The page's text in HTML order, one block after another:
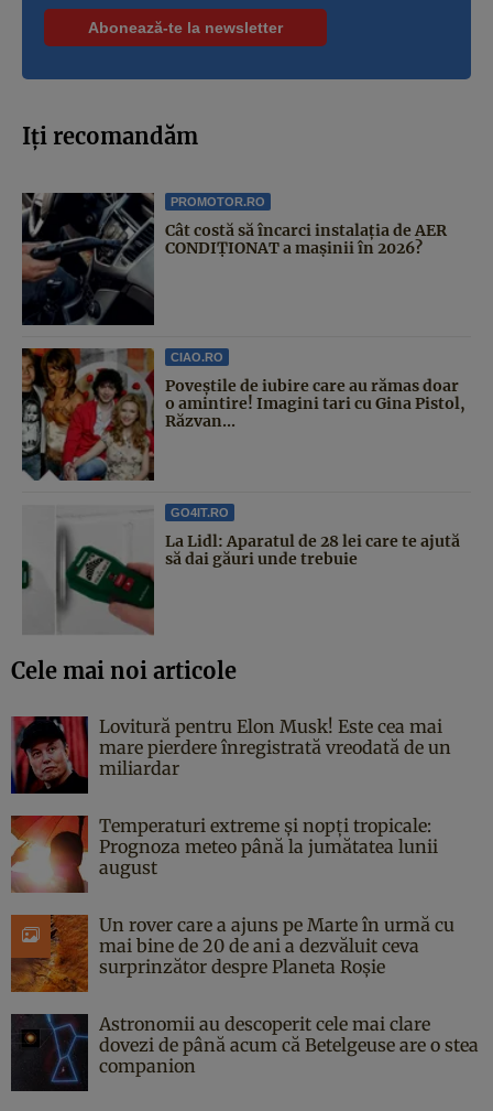
Iți recomandăm
PROMOTOR.RO
Cât costă să încarci instalația de AER
CONDIȚIONAT a mașinii în 2026?
CIAO.RO
Poveştile de iubire care au rămas doar
o amintire! Imagini tari cu Gina Pistol,
Răzvan...
GO4IT.RO
La Lidl: Aparatul de 28 lei care te ajută
să dai găuri unde trebuie
Cele mai noi articole
Lovitură pentru Elon Musk! Este cea mai
mare pierdere înregistrată vreodată de un
miliardar
Temperaturi extreme și nopți tropicale:
Prognoza meteo până la jumătatea lunii
august
Un rover care a ajuns pe Marte în urmă cu
mai bine de 20 de ani a dezvăluit ceva
surprinzător despre Planeta Roșie
Astronomii au descoperit cele mai clare
dovezi de până acum că Betelgeuse are o stea
companion